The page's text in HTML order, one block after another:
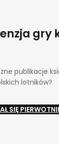
gry
publikacje
lotników?
SIĘ